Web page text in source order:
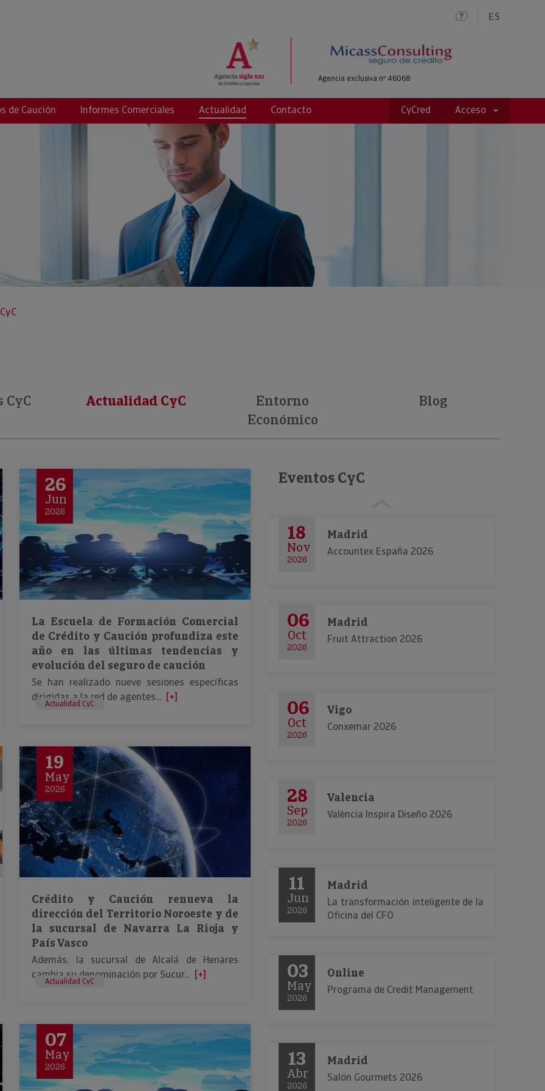
ES
Agencia exclusiva nº 46068
de Caución Informes Comerciales Actualidad Contacto CyCred Acceso
Actualidad CyC
Entorno
Económico
Blog
26
Jun
2026
La Escuela de Formación Comercial
de Crédito y Caución profundiza este
año en las últimas tendencias y
evolución del seguro de caución
Se han realizado nueve sesiones específicas
dirigidas a la red de agentes... [+]
Actualidad CyC
19
May
2026
Crédito y Caución renueva la
dirección del Territorio Noroeste y de
la sucursal de Navarra La Rioja y
País Vasco
Además, la sucursal de Alcalá de Henares
cambia su denominación por Sucur... [+]
Actualidad CyC
07
May
2026
Eventos CyC
18
Nov
2026
Madrid
Accountex España 2026
06
Oct
2026
Madrid
Fruit Attraction 2026
06
Oct
2026
Vigo
Conxemar 2026
28
Sep
2026
Valencia
València Inspira Diseño 2026
11
Jun
2026
Madrid
La transformación inteligente de la
Oficina del CFO
03
May
2026
Online
Programa de Credit Management
13
Abr
2026
Madrid
Salón Gourmets 2026